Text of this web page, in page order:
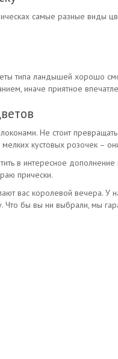
самые разные виды
типа ландышей хорошо
иначе приятное
Не стоит
кустовых розочек –
в интересное дополнение
прически.
вас королевой вечера.
бы вы ни выбрали, мы